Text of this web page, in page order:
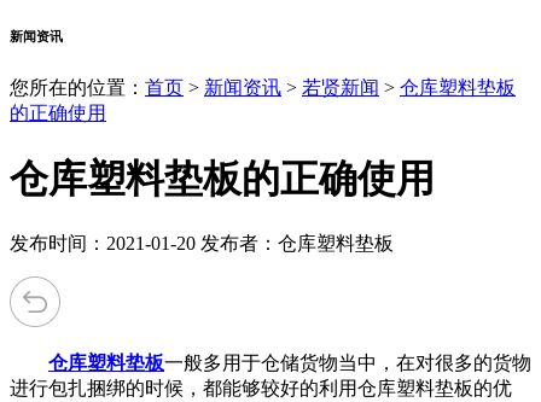
新闻资讯
您所在的位置： 首页 > 新闻资讯 > 若贤新闻 > 仓库塑料垫板
的正确使用
仓库塑料垫板的正确使用
发布时间：2021-01-20 发布者：仓库塑料垫板
仓库塑料垫板一般多用于仓储货物当中，在对很多的货物
进行包扎捆绑的时候，都能够较好的利用仓库塑料垫板的优